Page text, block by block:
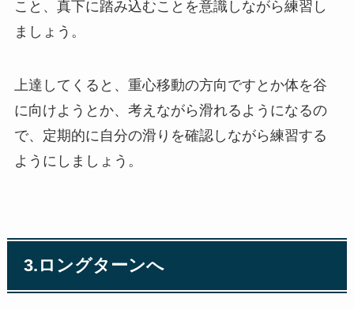
こと、真下に踏み込むことを意識しながら練習し
ましょう。
上達してくると、重心移動の方向ですとか体を谷
に向けようとか、考えながら滑れるようになるの
で、定期的に自分の滑りを確認しながら練習する
ようにしましょう。
3.ロングターンへ